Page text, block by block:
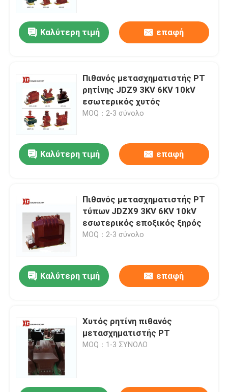
Καλύτερη τιμή επαφή
Πιθανός μετασχηματιστής PT
ρητίνης JDZ9 3KV 6KV 10kV
εσωτερικός χυτός
MOQ：2-3 σύνολο
Καλύτερη τιμή επαφή
Πιθανός μετασχηματιστής PT
τύπων JDZX9 3KV 6KV 10kV
εσωτερικός εποξικός ξηρός
MOQ：2-3 σύνολο
Καλύτερη τιμή επαφή
Χυτός ρητίνη πιθανός
μετασχηματιστής PT
MOQ：1-3 ΣΥΝΟΛΟ